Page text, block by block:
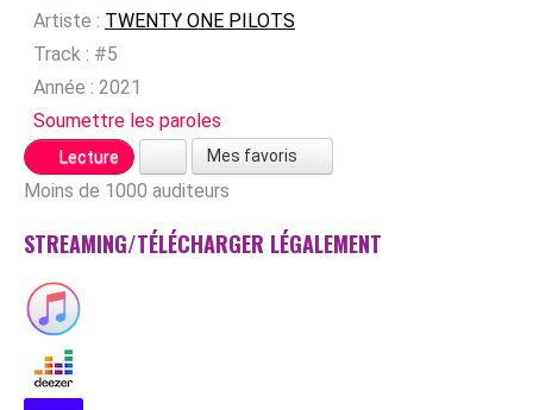
Artiste : TWENTY ONE PILOTS
Track : #5
Année : 2021
Soumettre les paroles
Lecture Mes favoris
Moins de 1000 auditeurs
STREAMING/TÉLÉCHARGER LÉGALEMENT